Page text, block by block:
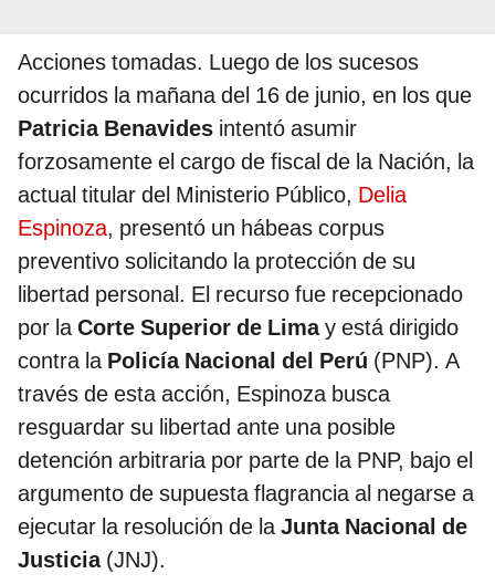
Acciones tomadas. Luego de los sucesos
ocurridos la mañana del 16 de junio, en los que
Patricia Benavides intentó asumir
forzosamente el cargo de fiscal de la Nación, la
actual titular del Ministerio Público, Delia
Espinoza, presentó un hábeas corpus
preventivo solicitando la protección de su
libertad personal. El recurso fue recepcionado
por laCorte Superior de Limay está dirigido
contra la Policía Nacional del Perú (PNP). A
través de esta acción, Espinoza busca
resguardar su libertad ante una posible
detención arbitraria por parte de la PNP, bajo el
argumento de supuesta flagrancia al negarse a
ejecutar la resolución de laJunta Nacional de
Justicia(JNJ).